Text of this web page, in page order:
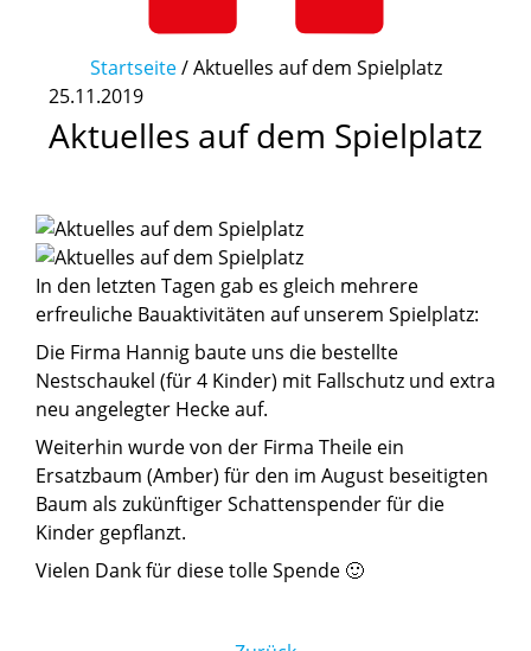
Startseite/Aktuelles auf dem Spielplatz
25.11.2019
Aktuelles aufdem Spielplatz
In den letzten Tagen gab es gleich mehrere
erfreuliche Bauaktivitäten auf unserem Spielplatz:
Die Firma Hannig baute uns die bestellte
Nestschaukel (für 4 Kinder) mit Fallschutz und extra
neu angelegter Hecke auf.
Weiterhin wurde von der Firma Theile ein
Ersatzbaum (Amber) für den im August beseitigten
Baum als zukünftiger Schattenspender für die
Kinder gepflanzt.
Vielen Dank für diese tolle Spende 🙂